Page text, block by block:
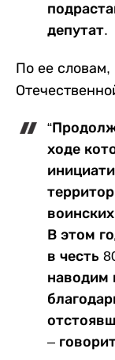
депутат.
По ее словам,
ходе
В этом
в честь
наводим
–